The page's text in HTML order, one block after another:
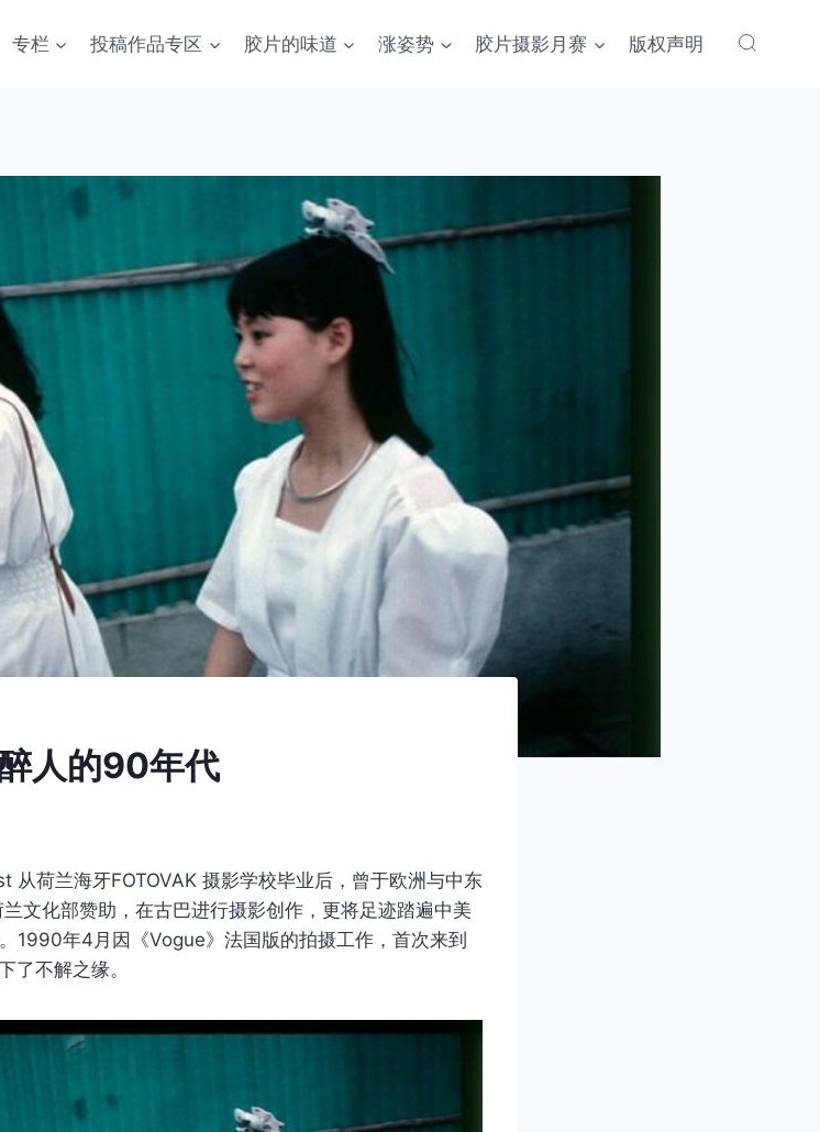
专栏 投稿作品专区 胶片的味道 涨姿势 胶片摄影月赛 版权声明
人的90年代
从荷兰海牙FOTOVAK 摄影学校毕业后，曾于欧洲与中东
文化部赞助，在古巴进行摄影创作，更将足迹踏遍中美
1990年4月因《Vogue》法国版的拍摄工作，首次来到
了不解之缘。